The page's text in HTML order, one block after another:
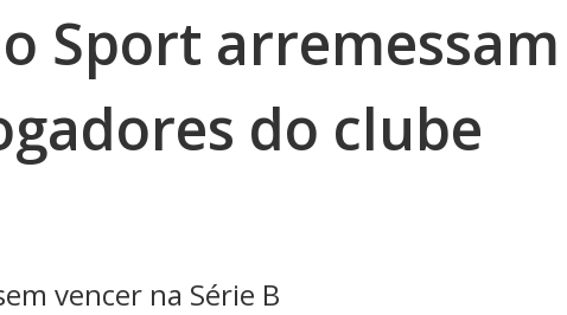
Sport arremessam
do clube
vencer na Série B